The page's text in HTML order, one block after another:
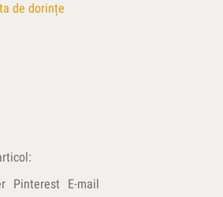
de dorințe
Pinterest E-mail